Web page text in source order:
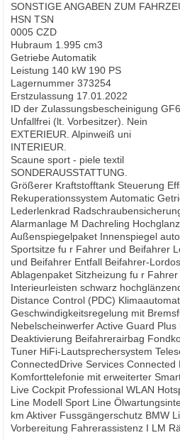
SONSTIGE ANGABEN ZUM
HSN TSN
0005 CZD
Hubraum 1.995 cm3
Getriebe Automatik
Leistung 140 kW 190 PS
Lagernummer 373254
Erstzulassung 17.01.2022
ID der Zulassungsbescheinigung
Unfallfrei (lt. Vorbesitzer). Nein
EXTERIEUR. Alpinweiß uni
INTERIEUR.
Scaune sport - piele textil
SONDERAUSSTATTUNG.
Größerer Kraftstofftank Steuerung
Rekuperationssystem Automatic
Lederlenkrad
Alarmanlage M Dachreling
Außenspiegelpaket Innenspiegel
Sportsitze fu r Fahrer und Beifahrer
und Beifahrer Entfall Beifahrer-
Ablagenpaket Sitzheizung fu r
Interieurleisten schwarz
Distance Control (PDC)
Geschwindigkeitsregelung mit
Nebelscheinwerfer Active Guard Plus
Deaktivierung Beifahrerairbag
Tuner HiFi-Lautsprechersystem
ConnectedDrive Services Connected
Komforttelefonie mit erweiterter
Live Cockpit Professional WLAN
Line Modell Sport Line
km Aktiver Fussgängerschutz BMW
Vorbereitung Fahrerassistenz I LM